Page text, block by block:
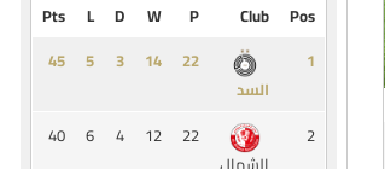
Pos
Club
P
W
D
L
Pts
1
السد
‏22
14
3
5
45
2
22
12
4
6
40